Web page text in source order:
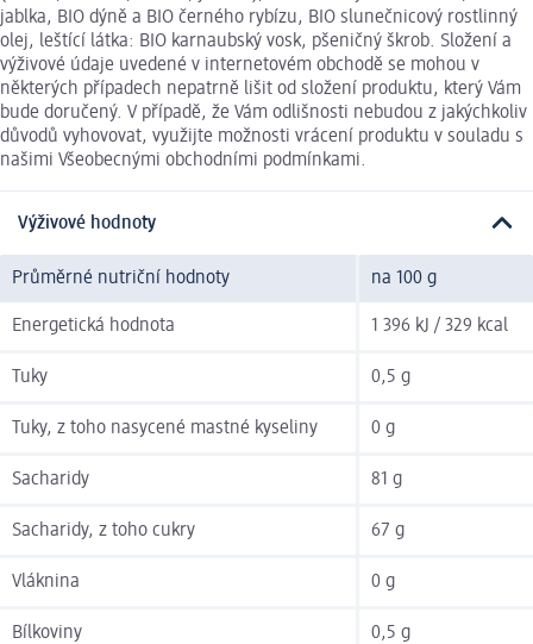
jablka, BIO dýně a BIO černého rybízu, BIO slunečnicový rostlinný
olej, leštící látka: BIO karnaubský vosk, pšeničný škrob. Složení a
výživové údaje uvedené v internetovém obchodě se mohou v
některých případech nepatrně lišit od složení produktu, který Vám
bude doručený. V případě, že Vám odlišnosti nebudou z jakýchkoliv
důvodů vyhovovat, využijte možnosti vrácení produktu v souladu s
našimi Všeobecnými obchodními podmínkami.
Výživové hodnoty
Průměrné nutriční hodnoty na 100 g
Energetická hodnota 1 396 kJ / 329 kcal
Tuky 0,5 g
Tuky, z toho nasycené mastné kyseliny 0 g
Sacharidy 81 g
Sacharidy, z toho cukry 67 g
Vláknina 0 g
Bílkoviny 0,5 g